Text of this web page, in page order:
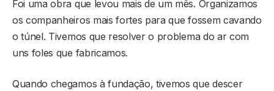
Foi uma obra que levou mais de um mês. Organizamos
os companheiros mais fortes para que fossem cavando
o túnel. Tivemos que resolver o problema do ar com
uns foles que fabricamos.
Quando chegamos à fundação, tivemos que descer